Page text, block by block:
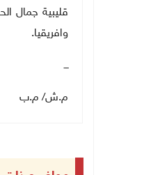
قليبية جمال
وافريقيا.
ـــ
م.ش/ م.ب